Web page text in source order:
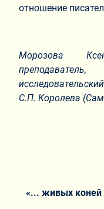
отношение
Морозова
С.П. Королева
«... живых коней